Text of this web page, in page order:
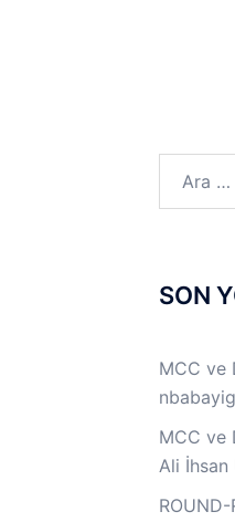
SON
MCC ve
MCC ve
Ali İhsan
ROUND-